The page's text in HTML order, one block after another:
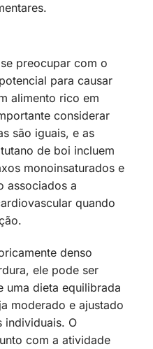
preocupar com o
para causar
alimento rico em
considerar
são iguais, e as
de boi incluem
monoinsaturados e
associados a
quando
denso
ele pode ser
uma dieta equilibrada
moderado e ajustado
individuais. O
com a atividade